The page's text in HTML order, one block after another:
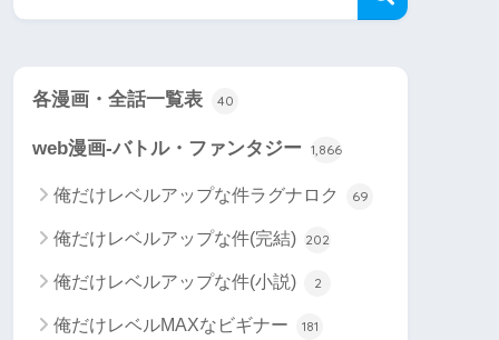
各漫画・全話一覧表 40
web漫画-バトル・ファンタジー 1,866
俺だけレベルアップな件ラグナロク 69
俺だけレベルアップな件(完結) 202
俺だけレベルアップな件(小説) 2
俺だけレベルMAXなビギナー 181